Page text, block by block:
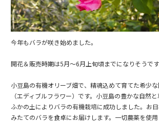
今年もバラが咲き始めました。
開花＆販売時期は5月～6月上旬頃までになりそうです
小豆島の有機オリーブ畑で、精魂込めて育てた希少
（エディブルフラワー）です。小豆島の豊かな自然
ふかの土によりバラの有機栽培に成功しました。お
みたてのバラを食卓にお届けします。一切農薬を使